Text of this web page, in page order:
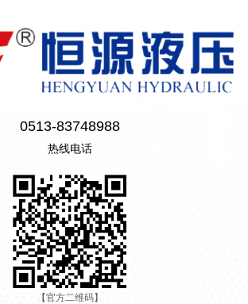
0513-83748988
热线电话
【官方二维码】